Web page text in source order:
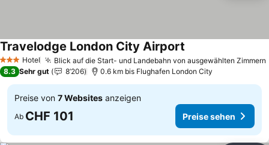
3 SterneHotel Blick auf die Start- und Landebahn von ausgewählten Zimmern
Travelodge London City Airport
8.3 Sehr gut 8’206 0.6 km bis Flughafen London City
Preise von 7 Websites anzeigen
Ab CHF 101 Preise sehen